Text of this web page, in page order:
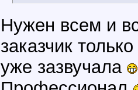
Нужен всем и
заказчик
уже зазвучала